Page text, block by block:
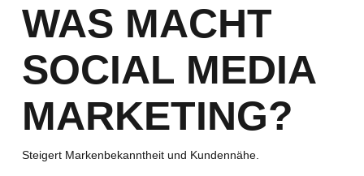
WAS MACHT
SOCIAL MEDIA
MARKETING?
Steigert Markenbekanntheit und Kundennähe.